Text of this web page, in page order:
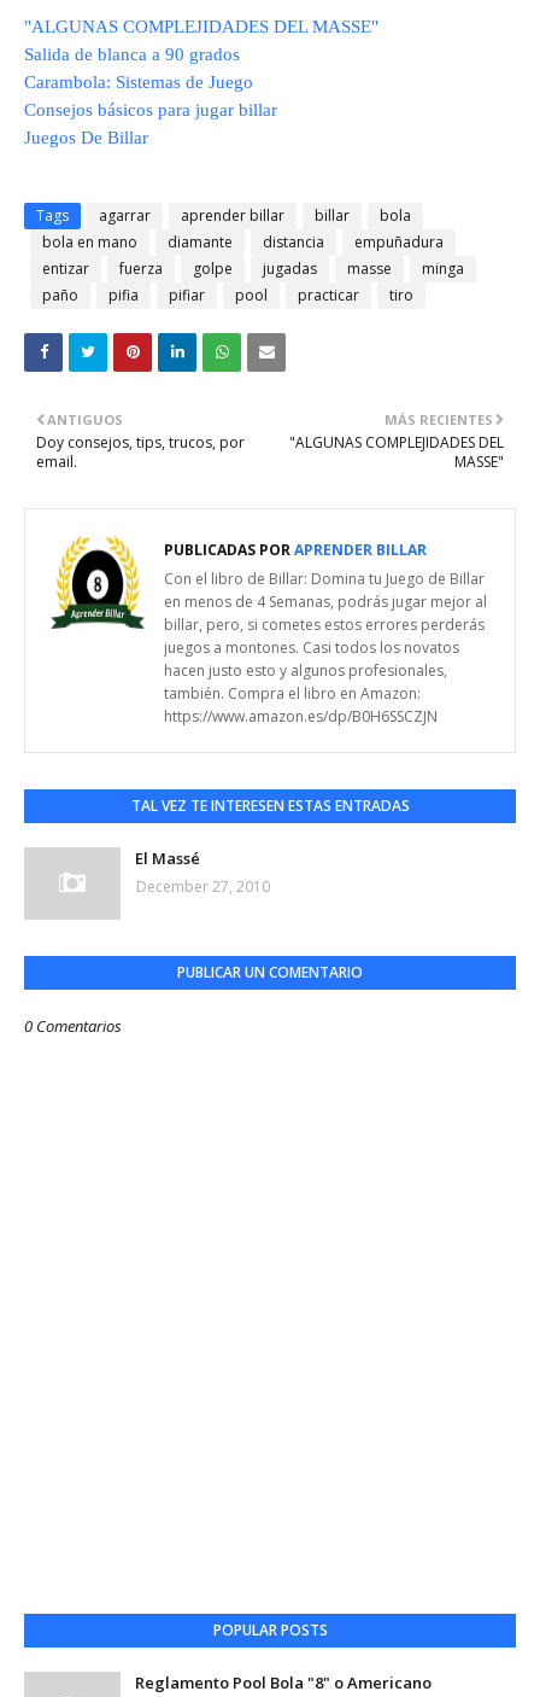
"ALGUNAS COMPLEJIDADES DEL MASSE"
Salida de blanca a 90 grados
Carambola: Sistemas de Juego
Consejos básicos para jugar billar
Juegos De Billar
Tags agarrar aprender billar billar
bola
bola en mano
diamante distancia
empuñadura
entizar
fuerza golpe jugadas masse
minga
paño
pifia pifiar pool practicar tiro
MÁS RECIENTES
"ALGUNAS COMPLEJIDADES DEL
MASSE"
ANTIGUOS
Doy consejos, tips, trucos, por
email.
PUBLICADAS PORAPRENDER BILLAR
Con el libro de Billar: Domina tu Juego de Billar
en menos de 4 Semanas, podrás jugar mejor al
billar, pero, si cometes estos errores perderás
juegos a montones. Casi todos los novatos
hacen justo esto y algunos profesionales,
también. Compra el libro en Amazon:
https://www.amazon.es/dp/B0H6SSCZJN
TAL VEZ TE INTERESEN ESTAS ENTRADAS
El Massé
December 27, 2010
PUBLICAR UN COMENTARIO
0 Comentarios
POPULAR POSTS
Reglamento Pool Bola "8" o Americano